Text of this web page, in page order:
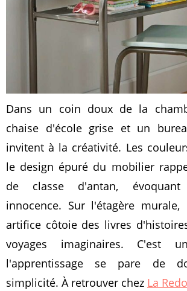
Dans un coin doux de la
chaise d'école grise et un
invitent à la créativité. Les
le design épuré du mobilier
de classe d'antan,
innocence. Sur l'étagère
artifice côtoie des livres
voyages imaginaires. C'est
l'apprentissage se pare de
simplicité. À retrouver chez La